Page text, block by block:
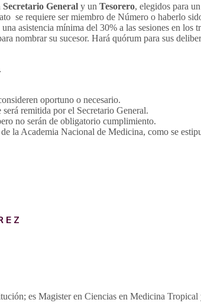
Secretario General y un Tesorero, elegidos para
se requiere ser miembro de Número o haberlo
asistencia mínima del 30% a las sesiones en
nombrar su sucesor. Hará quórum para sus
oportuno o necesario.
remitida por el Secretario General.
no serán de obligatorio cumplimiento.
la Academia Nacional de Medicina, como se
es Magister en Ciencias en Medicina